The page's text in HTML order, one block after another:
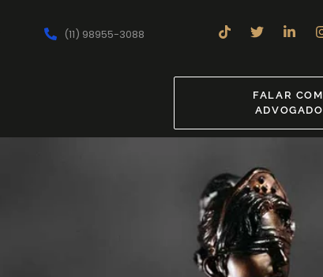
(11) 98955-3088
FALAR COM
ADVOGADO